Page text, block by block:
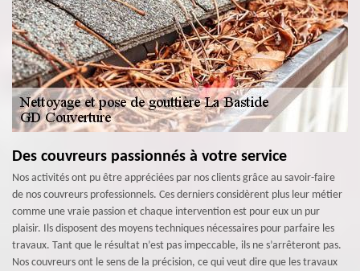
Des couvreurs passionnés à votre service
Nos activités ont pu être appréciées par nos clients grâce au savoir-faire
de nos couvreurs professionnels. Ces derniers considèrent plus leur métier
comme une vraie passion et chaque intervention est pour eux un pur
plaisir. Ils disposent des moyens techniques nécessaires pour parfaire les
travaux. Tant que le résultat n’est pas impeccable, ils ne s’arrêteront pas.
Nos couvreurs ont le sens de la précision, ce qui veut dire que les travaux